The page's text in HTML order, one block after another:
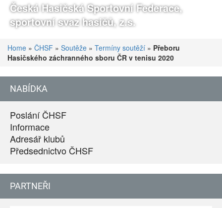
Česká Hasičská Sportovní Federace,
sportovní svaz hasičů, z.s.
Home » ČHSF » Soutěže » Termíny soutěží » Přeboru
Hasičského záchranného sboru ČR v tenisu 2020
NABÍDKA
Poslání ČHSF
Informace
Adresář klubů
Předsednictvo ČHSF
PARTNEŘI